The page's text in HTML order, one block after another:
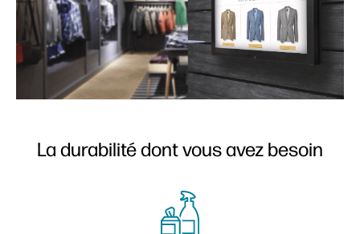
La durabilité dont vous avez besoin